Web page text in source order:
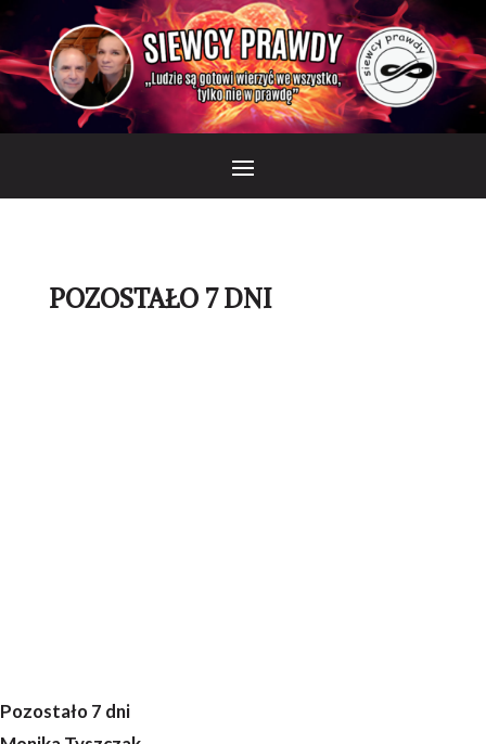
POZOSTAŁO 7 DNI
Pozostało 7 dni